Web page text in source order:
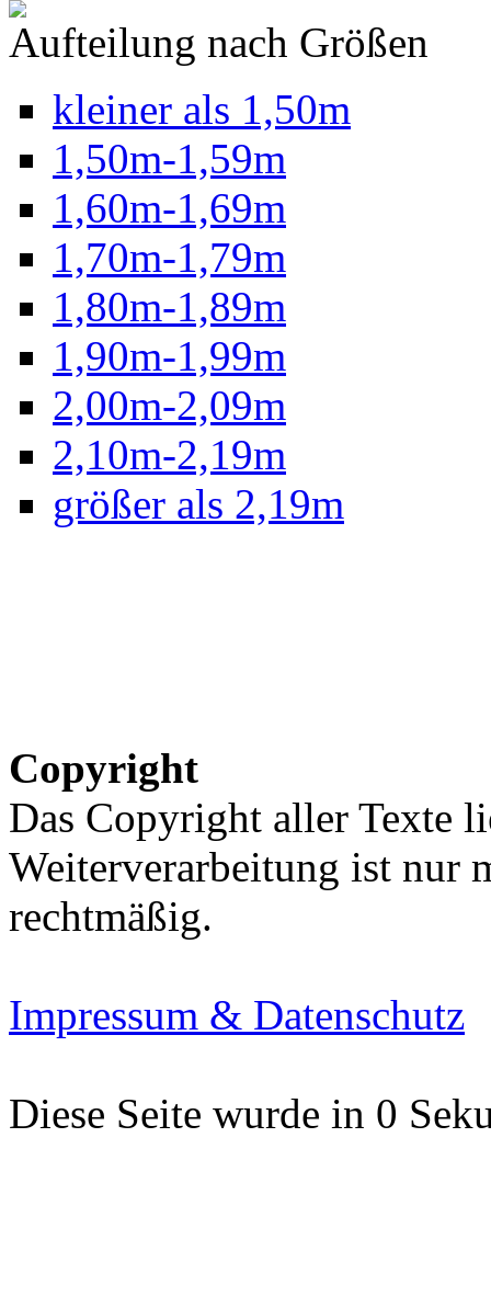
Aufteilung nach Größen
kleiner als 1,50m
1,50m-1,59m
1,60m-1,69m
1,70m-1,79m
1,80m-1,89m
1,90m-1,99m
2,00m-2,09m
2,10m-2,19m
größer als 2,19m
Copyright
Das Copyright aller Texte
Weiterverarbeitung ist nur
rechtmäßig.
Impressum & Datenschutz
Diese Seite wurde in 0